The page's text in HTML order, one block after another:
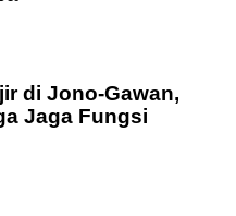
di Jono-Gawan,
Jaga Fungsi